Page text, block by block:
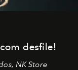
desfile!
NK Store